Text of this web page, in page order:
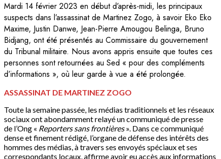
Mardi 14 février 2023 en début d’après-midi, les principaux
suspects dans l’assassinat de Martinez Zogo, à savoir Eko Eko
Maxime, Justin Danwe, Jean-Pierre Amougou Belinga, Bruno
Bidjang, ont été présentés au Commissaire du gouvernement
du Tribunal militaire. Nous avons appris ensuite que toutes ces
personnes sont retournées au Sed « pour des compléments
d’informations », où leur garde à vue a été prolongée.
ASSASSINAT DE MARTINEZ ZOGO
Toute la semaine passée, les médias traditionnels et les réseaux
sociaux ont abondamment relayé un communiqué de presse
de l’Ong « Reporters sans frontières». Dans ce communiqué
dense et finement rédigé, l’organe de défense des intérêts des
hommes des médias, à travers ses envoyés spéciaux et ses
correspondants locaux, affirme avoir eu accès aux informations